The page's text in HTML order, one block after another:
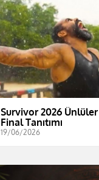
Survivor 2026
Final Tanıtımı
19/06/2026